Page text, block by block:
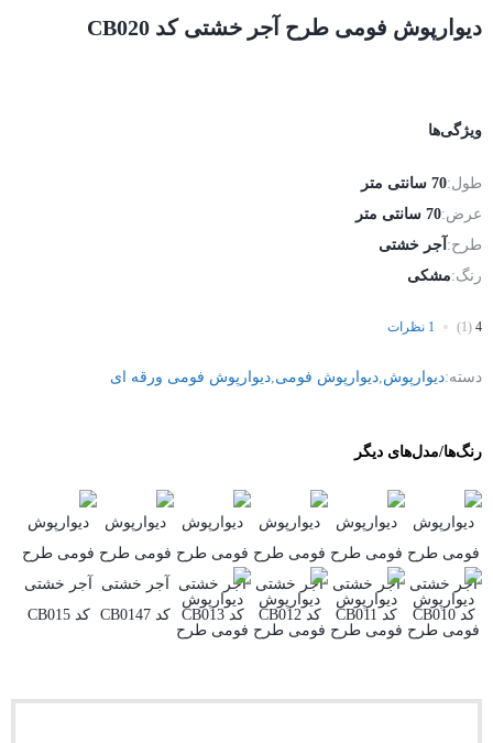
دیوارپوش فومی طرح آجر خشتی کد CB020
ویژگی‌ها
طول:70 سانتی متر
عرض:70 سانتی متر
طرح: آجر خشتی
رنگ:مشکی
4
(1) 1 نظرات
دسته:دیوارپوش دیوارپوش فومی دیوارپوش فومی ورقه ای
رنگ‌ها/مدل‌های دیگر